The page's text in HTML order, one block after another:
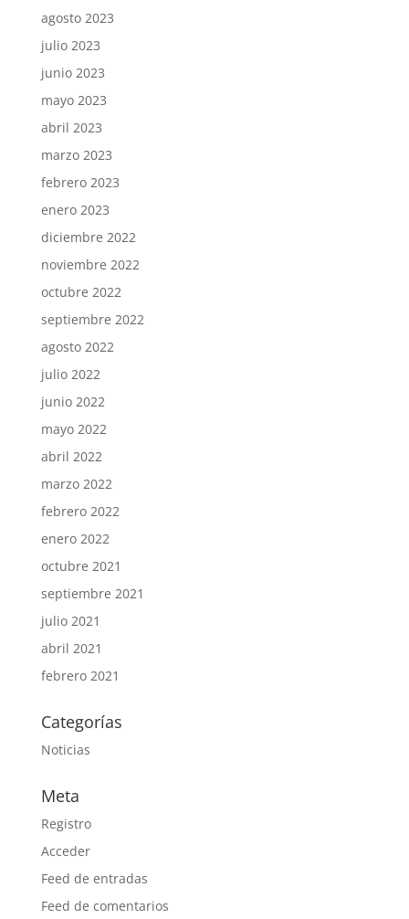
agosto 2023
julio 2023
junio 2023
mayo 2023
abril 2023
marzo 2023
febrero 2023
enero 2023
diciembre 2022
noviembre 2022
octubre 2022
septiembre 2022
agosto 2022
julio 2022
junio 2022
mayo 2022
abril 2022
marzo 2022
febrero 2022
enero 2022
octubre 2021
septiembre 2021
julio 2021
abril 2021
febrero 2021
Categorías
Noticias
Meta
Registro
Acceder
Feed de entradas
Feed de comentarios